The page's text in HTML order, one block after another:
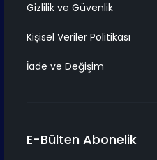
Gizlilik ve Güvenlik
Kişisel Veriler Politikası
İade ve Değişim
E-Bülten Abonelik